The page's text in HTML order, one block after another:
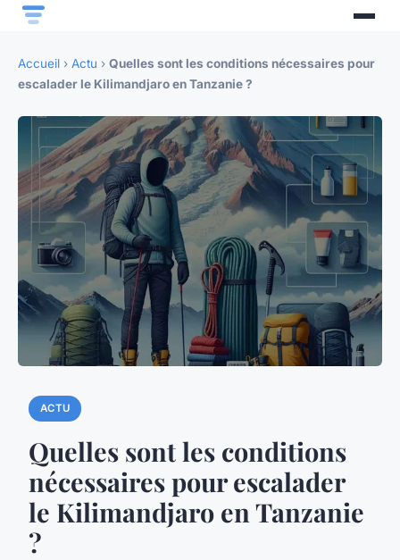
Accueil › Actu › Quelles sont les conditions nécessaires pour
escalader le Kilimandjaro en Tanzanie ?
ACTU
Quelles sont les conditions
nécessaires pour escalader
le Kilimandjaro en Tanzanie
?